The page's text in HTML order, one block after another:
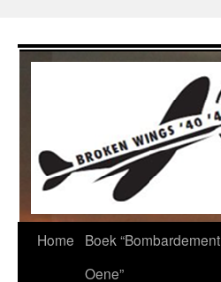
naar
Home
Boek “Bombardement
Oene”